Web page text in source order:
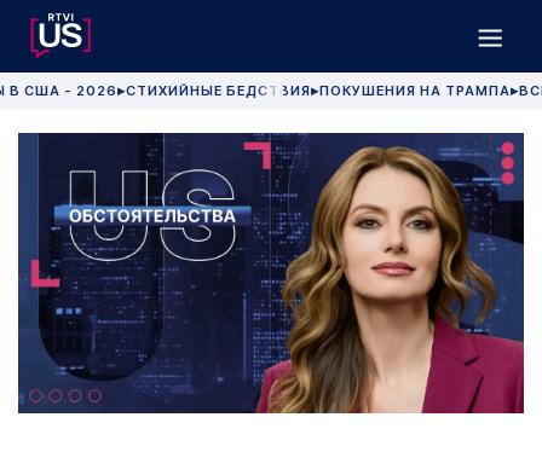
В США - 2026 ▶СТИХИЙНЫЕ БЕДСТВИЯ▶ПОКУШЕНИЯ НА ТРАМПА▶